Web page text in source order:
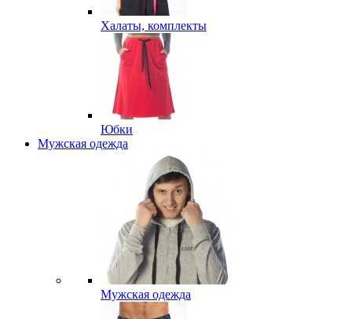
Халаты, комплекты
Юбки
Мужская одежда
Мужская одежда